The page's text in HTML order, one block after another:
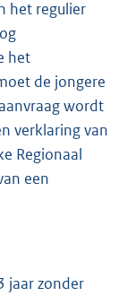
het regulier
het
de jongere
wordt
verklaring van
Regionaal
een
jaar zonder